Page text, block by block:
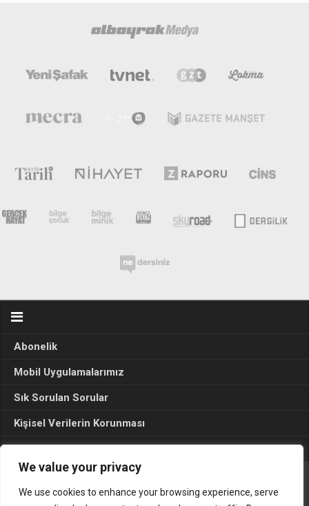
We value your privacy
We use cookies to enhance your browsing experience, serve
Abonelik
Mobil Uygulamalarımız
Sık Sorulan Sorular
Kişisel Verilerin Korunması
Seçim Sonuçları 2024
Gerçek Hayat © 2015. Her hakkı sakldır.